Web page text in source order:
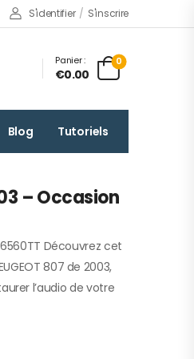
S'identifier / S'inscrire
Panier :
€0.00
0
Blog
Tutoriels
– Occasion
Découvrez cet
807 de 2003,
l’audio de votre